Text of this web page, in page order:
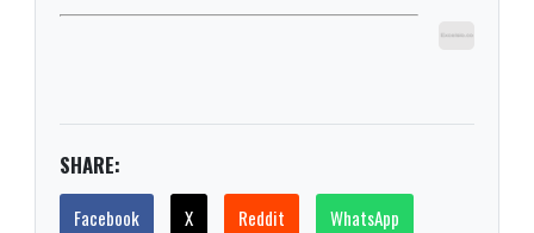
SHARE:
Facebook X Reddit WhatsApp